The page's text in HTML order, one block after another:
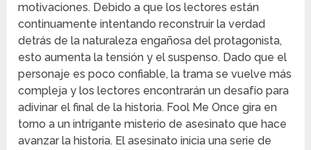
motivaciones. Debido a que los lectores están
continuamente intentando reconstruir la verdad
detrás de la naturaleza engañosa del protagonista,
esto aumenta la tensión y el suspenso. Dado que el
personaje es poco confiable, la trama se vuelve más
compleja y los lectores encontrarán un desafío para
adivinar el final de la historia. Fool Me Once gira en
torno a un intrigante misterio de asesinato que hace
avanzar la historia. El asesinato inicia una serie de